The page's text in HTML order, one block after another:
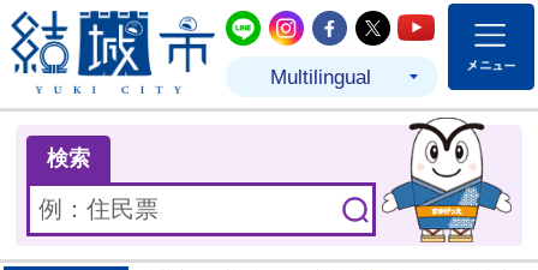
結城市公式LINE
結城市公式Instagram
結城市公式
結城市公式
結城市
Multilingual
検索